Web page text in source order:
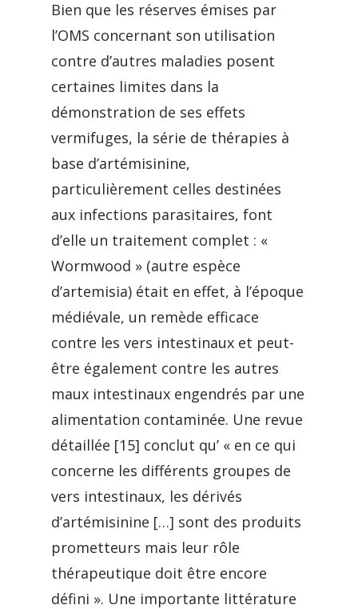
Bien que les réserves émises par
l’OMS concernant son utilisation
contre d’autres maladies posent
certaines limites dans la
démonstration de ses effets
vermifuges, la série de thérapies à
base d’artémisinine,
particulièrement celles destinées
aux infections parasitaires, font
d’elle un traitement complet : «
Wormwood » (autre espèce
d’artemisia) était en effet, à l’époque
médiévale, un remède efficace
contre les vers intestinaux et peut-
être également contre les autres
maux intestinaux engendrés par une
alimentation contaminée. Une revue
détaillée [15] conclut qu’ « en ce qui
concerne les différents groupes de
vers intestinaux, les dérivés
d’artémisinine […] sont des produits
prometteurs mais leur rôle
thérapeutique doit être encore
défini ». Une importante littérature